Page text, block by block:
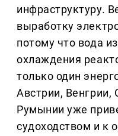
инфраструктуру.
выработку
потому что вода
охлаждения
только один
Австрии, Венгрии,
Румынии уже
судоходством и к